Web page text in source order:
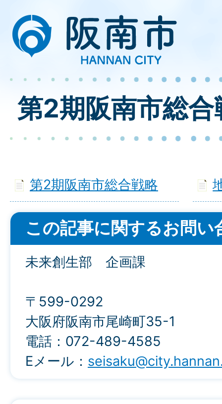
第2期阪南市総合
第2期阪南市総合戦略
この記事に関するお問い
未来創生部 企画課
〒599-0292
大阪府阪南市尾崎町35-1
電話：072-489-4585
Eメール：